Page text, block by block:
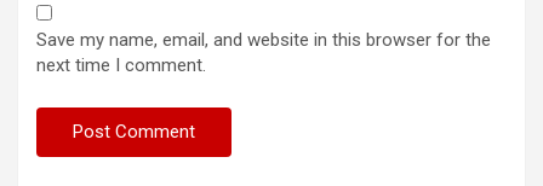
Save my name, email, and website in this browser for the
next time I comment.